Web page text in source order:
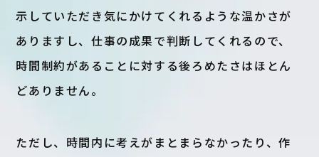
示していただき気にかけてくれるような温かさが
ありますし、仕事の成果で判断してくれるので、
時間制約があることに対する後ろめたさはほとん
どありません。
ただし、時間内に考えがまとまらなかったり、作